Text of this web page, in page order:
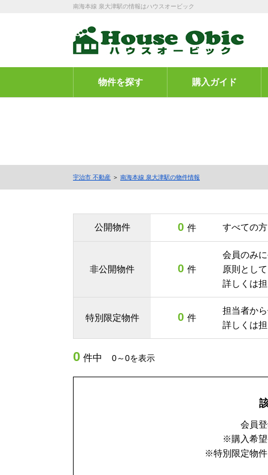
南海本線 泉大津駅の情報はハウスオービック
物件を探す 購入ガイド
宇治市 不動産 ＞ 南海本線 泉大津駅の物件情報
公開物件 0 件 すべての
非公開物件 0 件
会員のみ
原則とし
詳しくは
特別限定物件 0 件
担当者か
詳しくは
0 件中 0～0を表示
会員
※購入希望
※特別限定物